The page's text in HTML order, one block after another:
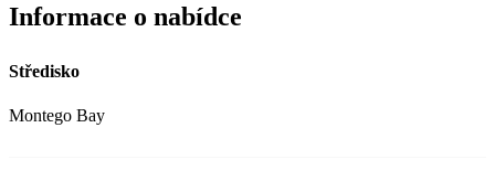
Informace o nabídce
Středisko
Montego Bay